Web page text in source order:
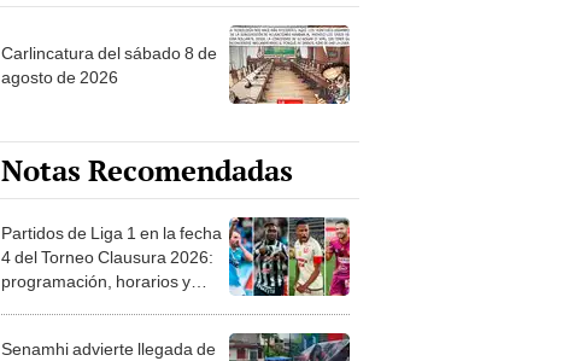
Carlincatura del sábado 8 de
agosto de 2026
Notas Recomendadas
Partidos de Liga 1 en la fecha
4 del Torneo Clausura 2026:
programación, horarios y
Senamhi advierte llegada de